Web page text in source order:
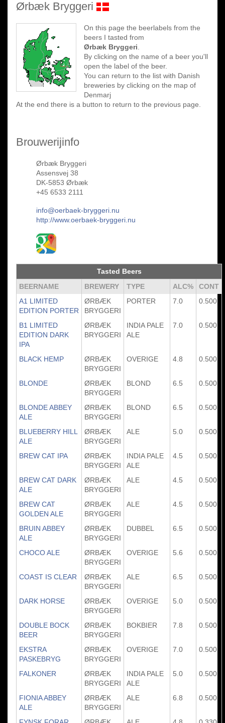
Ørbæk Bryggeri
On this page the beerlabels from the
beers I tasted from
Ørbæk Bryggeri
By clicking on the name of a beer you'll
open the label of the beer.
You can return to the list with Danish
breweries by clicking on the map of
Denmarj
At the end there is a button to return to the previous page.
Brouwerijinfo
Ørbæk Bryggeri
Assensvej 38
DK-5853 Ørbæk
+45 6533 2111
info@oerbaek-bryggeri.nu
http://www.oerbaek-bryggeri.nu
Tasted Beers
BEERNAME
BREWERY TYPE ALC%
CONT
A1 LIMITED
EDITION PORTER
ØRBÆK
BRYGGERI
PORTER 7.0 0.500
B1 LIMITED
EDITION DARK
IPA
ØRBÆK
BRYGGERI
INDIA PALE
ALE
7.0 0.500
BLACK HEMP
ØRBÆK
BRYGGERI
OVERIGE 4.8 0.500
BLONDE
ØRBÆK
BRYGGERI
BLOND 6.5 0.500
BLONDE ABBEY
ALE
ØRBÆK
BRYGGERI
BLOND 6.5 0.500
BLUEBERRY HILL
ALE
ØRBÆK
BRYGGERI
ALE 5.0 0.500
BREW CAT IPA
ØRBÆK
BRYGGERI
INDIA PALE
ALE
4.5 0.500
BREW CAT DARK
ALE
ØRBÆK
BRYGGERI
ALE 4.5 0.500
BREW CAT
GOLDEN ALE
ØRBÆK
BRYGGERI
ALE 4.5 0.500
BRUIN ABBEY
ALE
ØRBÆK
BRYGGERI
DUBBEL 6.5 0.500
CHOCO ALE
ØRBÆK
BRYGGERI
OVERIGE 5.6 0.500
COAST IS CLEAR
ØRBÆK
BRYGGERI
ALE 6.5 0.500
DARK HORSE
ØRBÆK
BRYGGERI
OVERIGE 5.0 0.500
DOUBLE BOCK
BEER
ØRBÆK
BRYGGERI
BOKBIER 7.8 0.500
EKSTRA
PASKEBRYG
ØRBÆK
BRYGGERI
OVERIGE 7.0 0.500
FALKONER
ØRBÆK
BRYGGERI
INDIA PALE
ALE
5.0 0.500
FIONIA ABBEY
ALE
ØRBÆK
BRYGGERI
ALE 6.8 0.500